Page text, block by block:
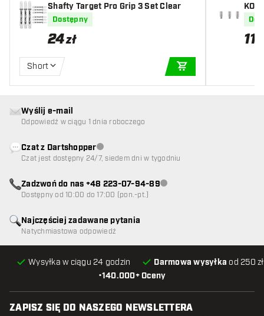
Shafty Target Pro Grip 3 Set Clear
Dostępny
24zł
Short
11
•140.000+ Oceny
Wysyłka w ciągu 24 godzin Darmowa wysyłka od 250
Najczęściej zadawane pytania
Natychmiastowa odpowiedź
Wyślij e-mail
Odpowiedź w ciągu 1 dnia roboczego
Czat z DartshopperObsługa klienta niedostępna
Czat jest dostępny 24/7, siedem dni w tygodniu
Zadzwoń do nas +48 223-07-94-89Obsługa klienta niedostępna
Dostępny od 10:00 do 17:00 (pon.-pt.)
ZAPISZ SIĘ DO NASZEGO NEWSLETTERA